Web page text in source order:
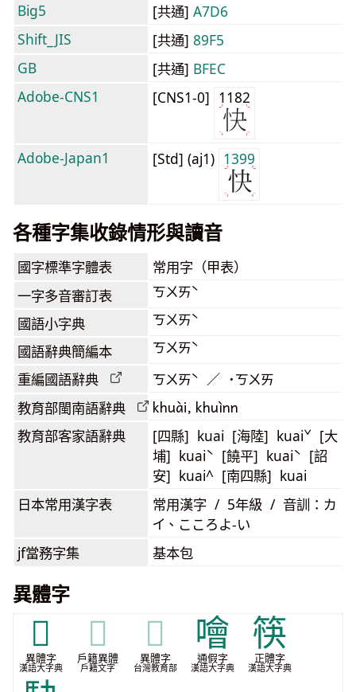
Big5 [共通] A7D6
Shift_JIS
[共通] 89F5
GB
[共通] BFEC
Adobe-CNS1
[CNS1-0] 1182
Adobe-Japan1 [Std] (aj1) 1399
各種字集收錄情形與讀音
國字標準字體表 常用字（甲表）
一字多音審訂表 ㄎㄨㄞˋ
國語小字典 ㄎㄨㄞˋ
國語辭典簡編本 ㄎㄨㄞˋ
重編國語辭典 ㄎㄨㄞˋ ／ ˙ㄎㄨㄞ
教育部閩南語辭典 khuài, khuìnn
教育部客家語辭典
[四縣] kuai [海陸] kuaiˇ [大
埔] kuaiˋ [饒平] kuaiˋ [詔
安] kuai^ [南四縣] kuai
日本常用漢字表
常用漢字 / 5年級 / 音訓：カ
イ、こころよ-い
jf當務字集 基本包
異體字
𢘦
異體字
漢語大字典
𢘦
戶籍異體
戶籍文字
𢘦
異體字
台灣教育部
噲
通假字
漢語大字典
筷
正體字
漢語大字典